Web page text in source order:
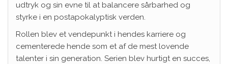
udtryk og sin evne til at balancere sårbarhed og
styrke i en postapokalyptisk verden.
Rollen blev et vendepunkt i hendes karriere og
cementerede hende som et af de mest lovende
talenter i sin generation. Serien blev hurtigt en succes,